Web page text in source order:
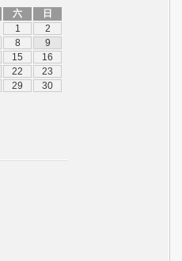
六
日
1
2
8
9
15
16
22
23
29
30